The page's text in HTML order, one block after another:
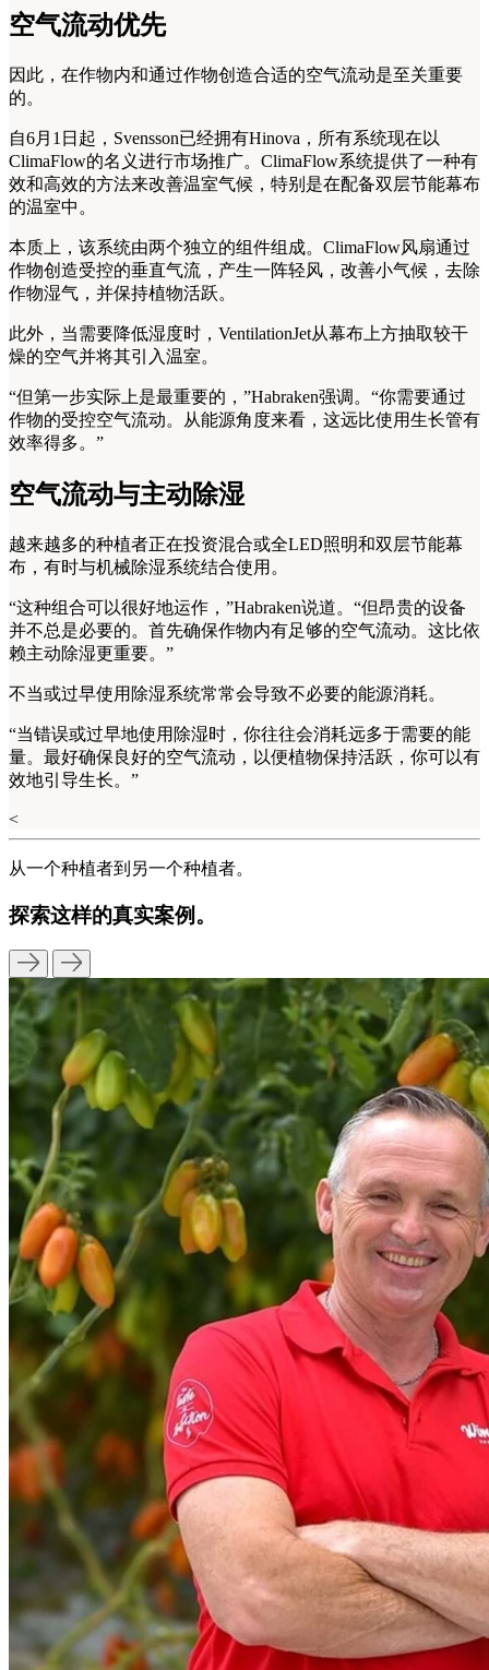
空气流动优先
因此，在作物内和通过作物创造合适的空气流动是至关重要
的。
自6月1日起，Svensson已经拥有Hinova，所有系统现在以
ClimaFlow的名义进行市场推广。ClimaFlow系统提供了一种有
效和高效的方法来改善温室气候，特别是在配备双层节能幕布
的温室中。
本质上，该系统由两个独立的组件组成。ClimaFlow风扇通过
作物创造受控的垂直气流，产生一阵轻风，改善小气候，去除
作物湿气，并保持植物活跃。
此外，当需要降低湿度时，VentilationJet从幕布上方抽取较干
燥的空气并将其引入温室。
“但第一步实际上是最重要的，”Habraken强调。“你需要通过
作物的受控空气流动。从能源角度来看，这远比使用生长管有
效率得多。”
空气流动与主动除湿
越来越多的种植者正在投资混合或全LED照明和双层节能幕
布，有时与机械除湿系统结合使用。
“这种组合可以很好地运作，”Habraken说道。“但昂贵的设备
并不总是必要的。首先确保作物内有足够的空气流动。这比依
赖主动除湿更重要。”
不当或过早使用除湿系统常常会导致不必要的能源消耗。
“当错误或过早地使用除湿时，你往往会消耗远多于需要的能
量。最好确保良好的空气流动，以便植物保持活跃，你可以有
效地引导生长。”
<
从一个种植者到另一个种植者。
探索这样的真实案例。